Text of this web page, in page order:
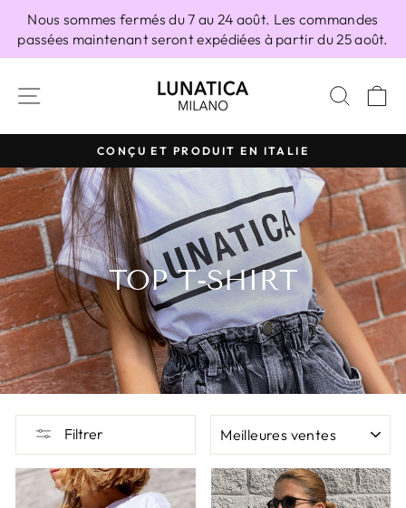
contenu
Nous sommes fermés du 7 au 24 août. Les commandes
passées maintenant seront expédiées à partir du 25 août.
Diaporama
Pause
CONÇU ET PRODUIT EN ITALIE
TOP T-SHIRT
Filtrer